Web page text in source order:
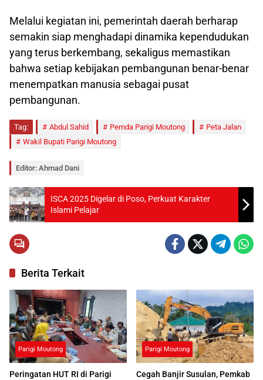
Melalui kegiatan ini, pemerintah daerah berharap
semakin siap menghadapi dinamika kependudukan
yang terus berkembang, sekaligus memastikan
bahwa setiap kebijakan pembangunan benar-benar
menempatkan manusia sebagai pusat
pembangunan.
Tag: Abdul Sahid Pemda Parigi Moutong
Peta Jalan
Wakil Bupati Parigi Moutong
Editor: Ahmad Dani
ISCA 2025 Digelar di Poso, Perkuat Karakter
Islami Pelajar
Berita Terkait
Parigi Moutong
Peringatan HUT RI di Parigi
Parigi Moutong
Cegah Banjir Susulan, Pemkab